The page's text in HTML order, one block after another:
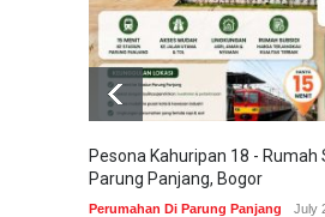
Pesona Kahuripan 18 - Rumah
Parung Panjang, Bogor
Perumahan Di Parung Panjang July